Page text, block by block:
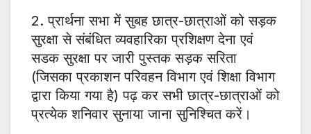
2. प्रार्थना सभा में सुबह छात्र-छात्राओं को सड़क
सुरक्षा से संबंधित व्यवहारिका प्रशिक्षण देना एवं
सडक सुरक्षा पर जारी पुस्तक सड़क सरिता
(जिसका प्रकाशन परिवहन विभाग एवं शिक्षा विभाग
द्वारा किया गया है) पढ़ कर सभी छात्र-छात्राओं को
प्रत्येक शनिवार सुनाया जाना सुनिश्चित करें।